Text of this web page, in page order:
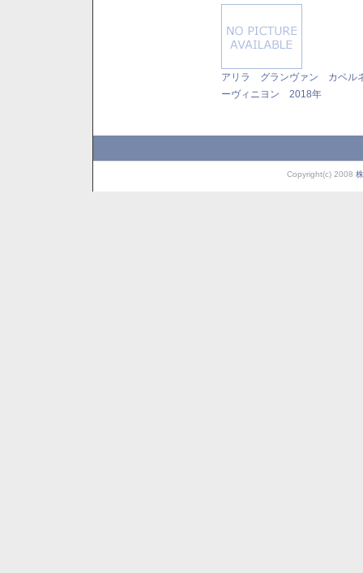
アリラ グランヴァン カベル
ーヴィニヨン 2018年
Copyright(c) 2008